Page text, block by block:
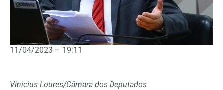
11/04/2023 – 19:11
Vinicius Loures/Câmara dos Deputados